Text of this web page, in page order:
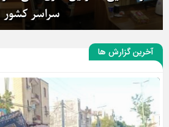
گردهمایی معاونین اداری مالی
بیانیه کمیته صیانت از ستایشگری
آخرین گزارش ها